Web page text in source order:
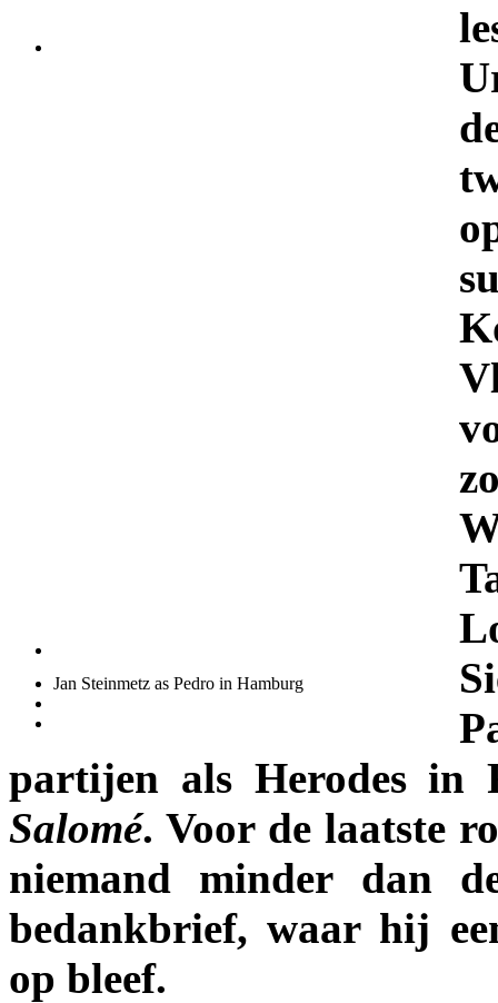
Jan Steinmetz as Pedro in Hamburg
partijen als Herodes in
Salomé. Voor de laatste
niemand minder dan
bedankbrief, waar hij
op bleef.